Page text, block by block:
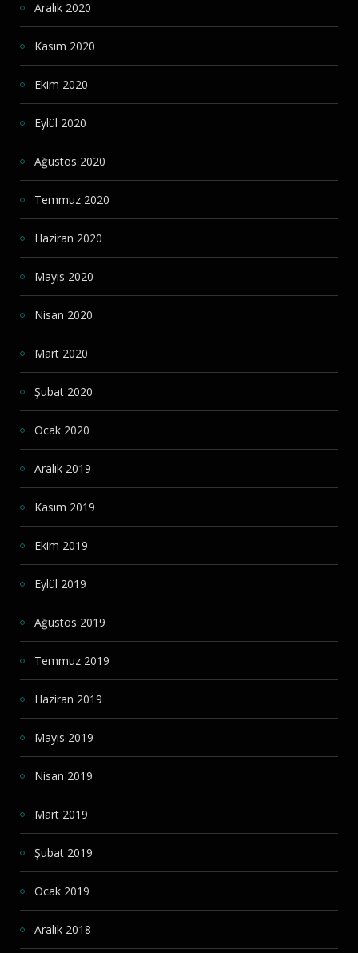
Aralık 2020
Kasım 2020
Ekim 2020
Eylül 2020
Ağustos 2020
Temmuz 2020
Haziran 2020
Mayıs 2020
Nisan 2020
Mart 2020
Şubat 2020
Ocak 2020
Aralık 2019
Kasım 2019
Ekim 2019
Eylül 2019
Ağustos 2019
Temmuz 2019
Haziran 2019
Mayıs 2019
Nisan 2019
Mart 2019
Şubat 2019
Ocak 2019
Aralık 2018